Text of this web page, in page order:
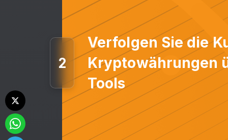
2
Verfolgen Sie die
Kryptowährungen
Tools